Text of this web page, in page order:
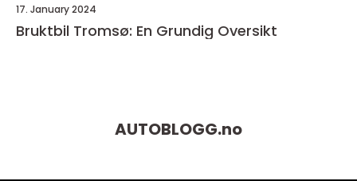
17. January 2024
Bruktbil Tromsø: En Grundig Oversikt
AUTOBLOGG.no